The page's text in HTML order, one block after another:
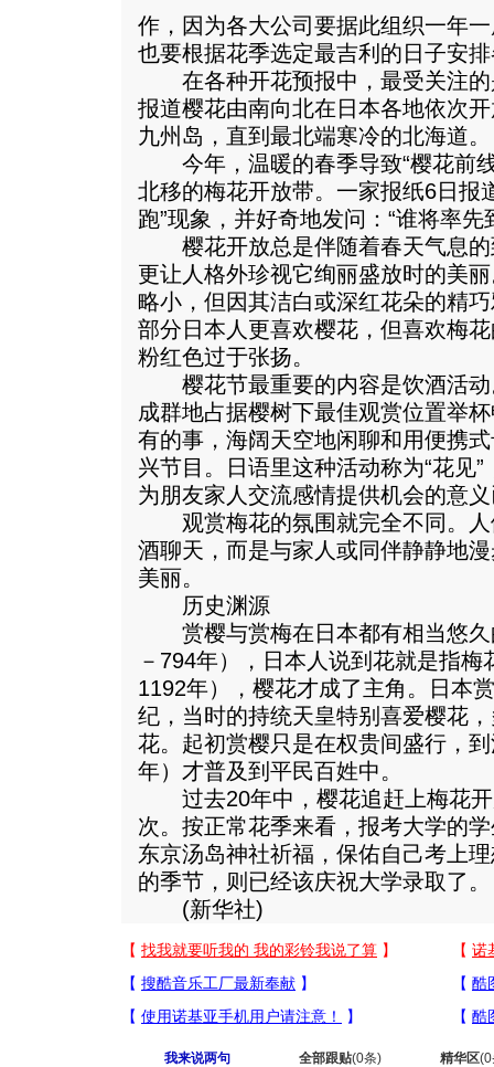
作，因为各大公司要据此组织一年
也要根据花季选定最吉利的日子安
在各种开花预报中，最受关注的
报道樱花由南向北在日本各地依次
九州岛，直到最北端寒冷的北海道。
今年，温暖的春季导致“樱花前
北移的梅花开放带。一家报纸6日报
跑”现象，并好奇地发问：“谁将率先
樱花开放总是伴随着春天气息的
更让人格外珍视它绚丽盛放时的美
略小，但因其洁白或深红花朵的精
部分日本人更喜欢樱花，但喜欢梅
粉红色过于张扬。
樱花节最重要的内容是饮酒活动
成群地占据樱树下最佳观赏位置举
有的事，海阔天空地闲聊和用便携
兴节目。日语里这种活动称为“花见
为朋友家人交流感情提供机会的意
观赏梅花的氛围就完全不同。人
酒聊天，而是与家人或同伴静静地
美丽。
历史渊源
赏樱与赏梅在日本都有相当悠久
－794年），日本人说到花就是指
1192年），樱花才成了主角。日本
纪，当时的持统天皇特别喜爱樱花
花。起初赏樱只是在权贵间盛行，
年）才普及到平民百姓中。
过去20年中，樱花追赶上梅花开
次。按正常花季来看，报考大学的
东京汤岛神社祈福，保佑自己考上
的季节，则已经该庆祝大学录取了。
(新华社)
我来说两句 全部跟贴(0条) 精华区(0